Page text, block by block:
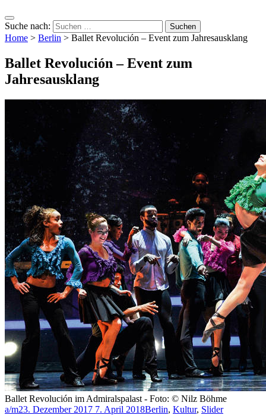
Suche nach:
Home > Berlin > Ballet Revolución – Event zum Jahresausklang
Ballet Revolución – Event zum
Jahresausklang
Ballet Revolución im Admiralspalast - Foto: © Nilz Böhme
a/m23. Dezember 2017 7. April 2018Berlin, Kultur, Slider